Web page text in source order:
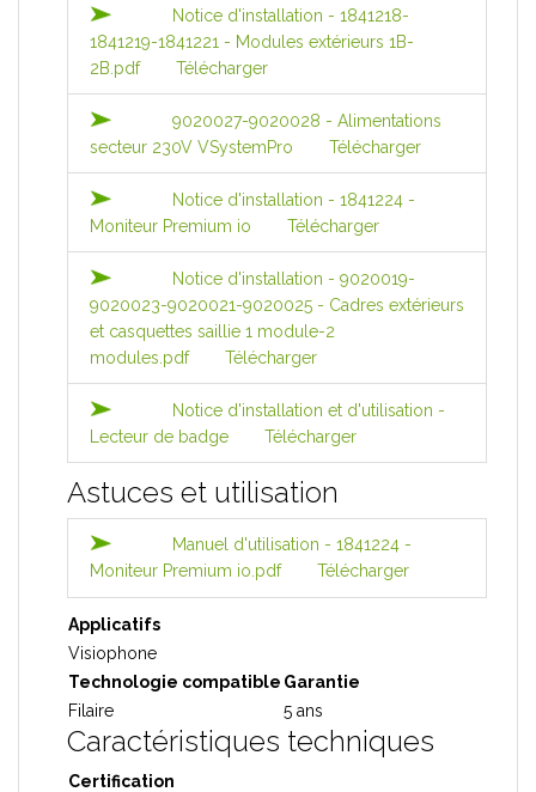
Notice d'installation - 1841218-
1841219-1841221 - Modules extérieurs 1B-
2B.pdf
Télécharger
9020027-9020028 - Alimentations
secteur 230V VSystemPro
Télécharger
Notice d'installation - 1841224 -
Moniteur Premium io
Télécharger
Notice d'installation - 9020019-
9020023-9020021-9020025 - Cadres extérieurs
et casquettes saillie 1 module-2
modules.pdf
Télécharger
Notice d'installation et d'utilisation -
Lecteur de badge
Télécharger
Astuces et utilisation
Manuel d'utilisation - 1841224 -
Moniteur Premium io.pdf
Télécharger
Applicatifs
Visiophone
Technologie compatible Garantie
Filaire
5 ans
Caractéristiques techniques
Certification